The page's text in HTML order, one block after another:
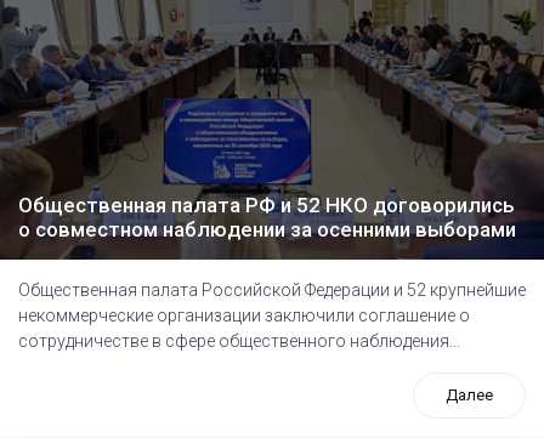
Общественная палата РФ и 52 НКО договорились
о совместном наблюдении за осенними выборами
Общественная палата Российской Федерации и 52 крупнейшие
некоммерческие организации заключили соглашение о
сотрудничестве в сфере общественного наблюдения...
Далее